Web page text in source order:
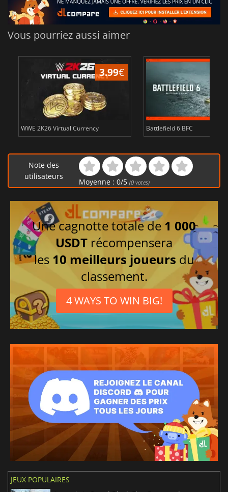
Vous pourriez aussi aimer
3.99€
WWE 2K26 Virtual Currency Battlefield 6 BFC
Note des
utilisateurs
Moyenne : 0/5 (0votes)
Une cagnotte totale de 1 000
USDT récompensera
les 10 meilleurs joueurs du
classement.
4 WAYS TO WIN BIG!
JEUX POPULAIRES